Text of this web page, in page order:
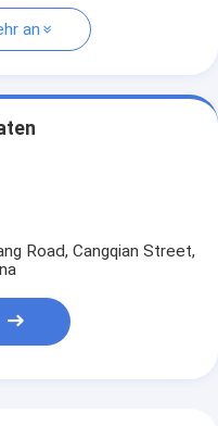
an
Road, Cangqian Street,